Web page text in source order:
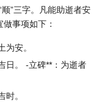
顺”三字。凡能助逝者安
事项如下：
为安。
日。 -立碑**：为逝者
时。